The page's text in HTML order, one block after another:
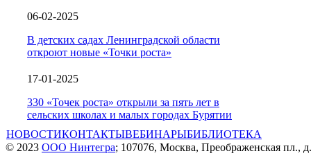
06-02-2025
В детских садах Ленинградской области
откроют новые «Точки роста»
17-01-2025
330 «Точек роста» открыли за пять лет в
сельских школах и малых городах Бурятии
НОВОСТИКОНТАКТЫВЕБИНАРЫБИБЛИОТЕКА
© 2023 ООО Нинтегра; 107076, Москва, Преображенская пл.,